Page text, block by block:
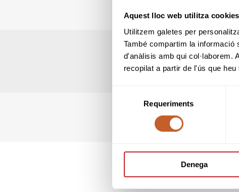
Aquest lloc web utilitza cookies
Utilitzem galetes per
També compartim la
d'anàlisis amb qui col·laborem.
recopilat a partir de l'ús que
consentiment
Requeriments
Denega